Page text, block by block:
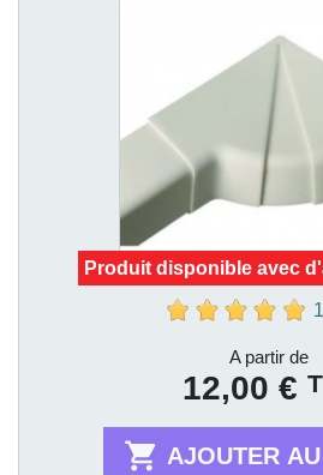
Produit disponible avec
A partir de
12,00 €
 AJOUTER